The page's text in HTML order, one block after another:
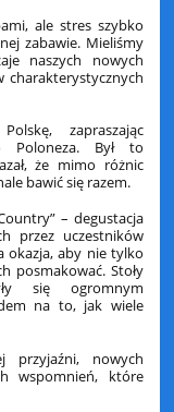
ale stres szybko
zabawie. Mieliśmy
naszych nowych
charakterystycznych
zapraszając
Poloneza. Był to
że mimo różnic
bawić się razem.
– degustacja
przez uczestników
okazja, aby nie tylko
posmakować. Stoły
się ogromnym
na to, jak wiele
przyjaźni, nowych
wspomnień, które